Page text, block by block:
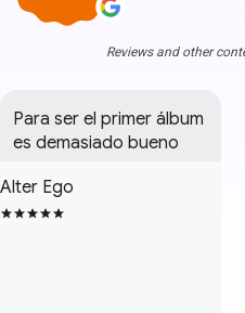
Reviews and other
Para ser el primer álbum
es demasiado bueno
Alter Ego